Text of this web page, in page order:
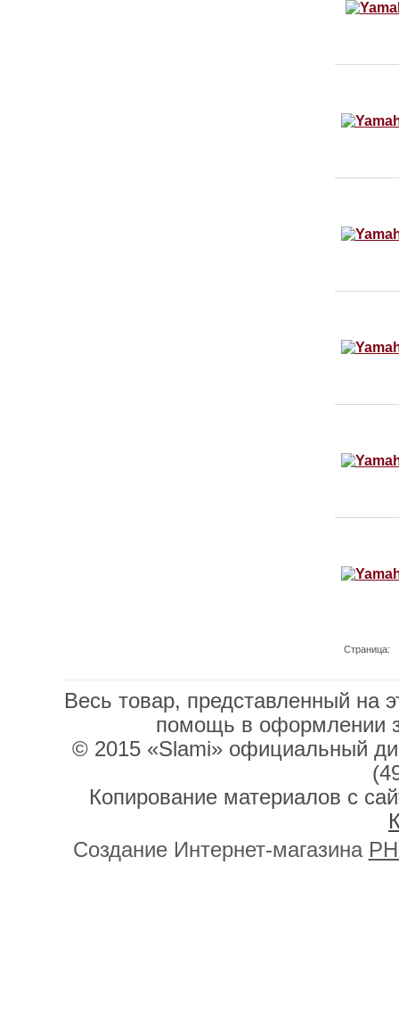
Страница:
Весь товар, представленный на
помощь в оформлении
© 2015 «Slami» официальный
Копирование материалов с
Создание Интернет-магазина